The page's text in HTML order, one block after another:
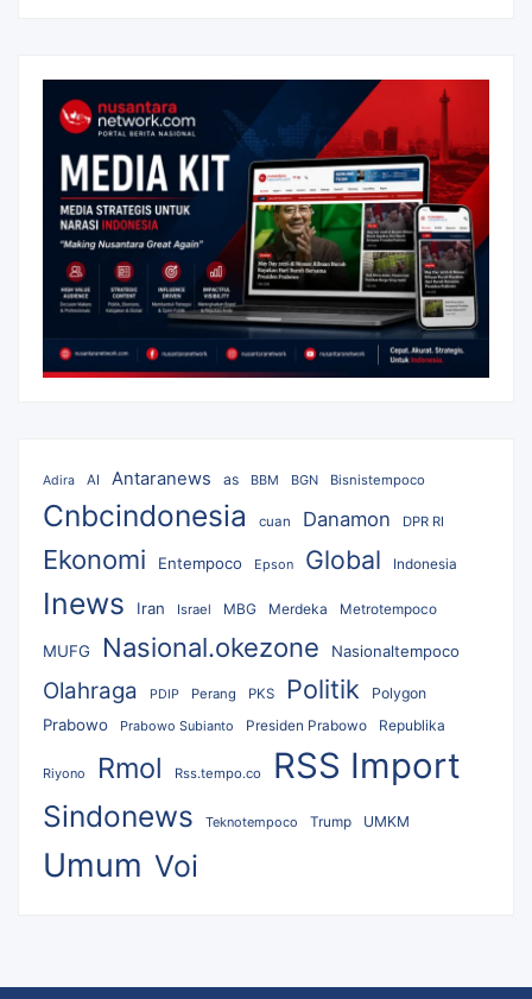
Adira AI Antaranews as BBM BGN Bisnistempoco
Cnbcindonesia cuan Danamon DPR RI
Ekonomi Entempoco Epson Global Indonesia
Inews Iran Israel MBG Merdeka Metrotempoco
MUFG Nasional.okezone Nasionaltempoco
Olahraga PDIP Perang PKS Politik Polygon
Prabowo Prabowo Subianto Presiden Prabowo Republika
Riyono Rmol Rss.tempo.co RSS Import
Sindonews Teknotempoco Trump UMKM
Umum Voi